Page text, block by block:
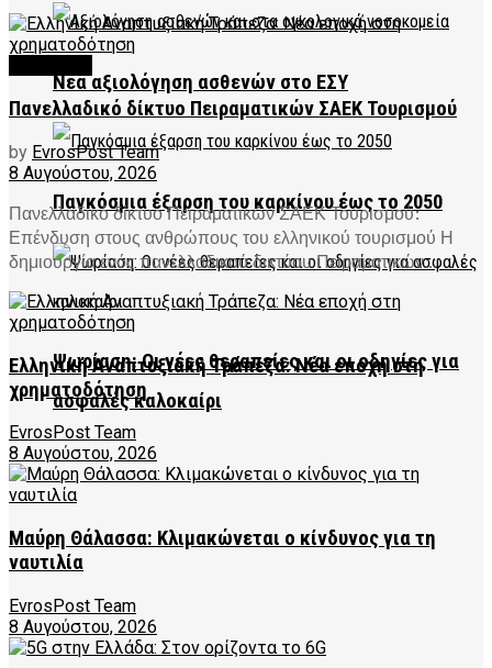
Νέα αξιολόγηση ασθενών στο ΕΣΥ
Παγκόσμια έξαρση του καρκίνου έως το 2050
Ψωρίαση: Οι νέες θεραπείες και οι οδηγίες για
ασφαλές καλοκαίρι
Πανελλαδικό δίκτυο Πειραματικών ΣΑΕΚ Τουρισμού
by EvrosPost Team
8 Αυγούστου, 2026
Πανελλαδικό δίκτυο Πειραματικών ΣΑΕΚ Τουρισμού:
Επένδυση στους ανθρώπους του ελληνικού τουρισμού Η
δημιουργία ενός πανελλαδικού δικτύου Πειραματικών...
Ελληνική Αναπτυξιακή Τράπεζα: Νέα εποχή στη
χρηματοδότηση
EvrosPost Team
8 Αυγούστου, 2026
Μαύρη Θάλασσα: Κλιμακώνεται ο κίνδυνος για τη
ναυτιλία
EvrosPost Team
8 Αυγούστου, 2026